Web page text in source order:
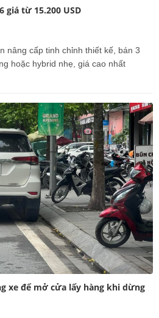
giá từ 15.200 USD
nâng cấp tinh chỉnh thiết kế, bán 3
hoặc hybrid nhẹ, giá cao nhất
xe để mở cửa lấy hàng khi dừng